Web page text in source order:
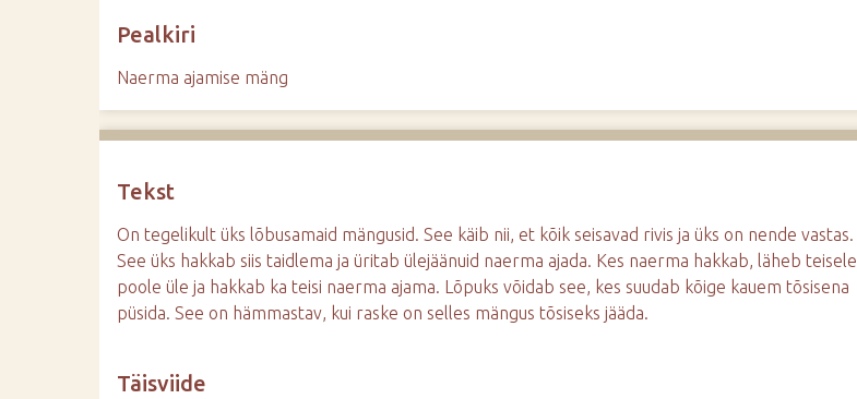
Pealkiri
Naerma ajamise mäng
Tekst
On tegelikult üks lõbusamaid mängusid. See käib nii, et kõik seisavad rivis ja üks on nende vastas.
See üks hakkab siis taidlema ja üritab ülejäänuid naerma ajada. Kes naerma hakkab, läheb teisele
poole üle ja hakkab ka teisi naerma ajama. Lõpuks võidab see, kes suudab kõige kauem tõsisena
püsida. See on hämmastav, kui raske on selles mängus tõsiseks jääda.
Täisviide